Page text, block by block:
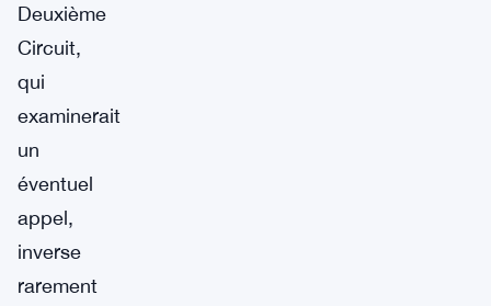
Deuxième
Circuit,
qui
examinerait
un
éventuel
appel,
inverse
rarement